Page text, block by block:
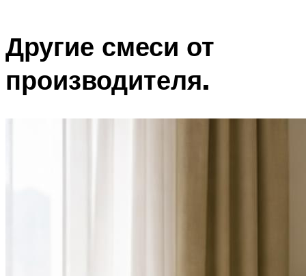
Другие смеси от
производителя.